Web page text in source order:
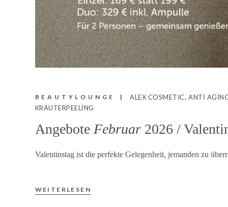
BEAUTYLOUNGE ALEX COSMETIC ANTI
KRÄUTERPEELING
Angebote Februar2026 /
Valentinstag ist die perfekte Gelegenheit, jemanden zu
WEITERLESEN